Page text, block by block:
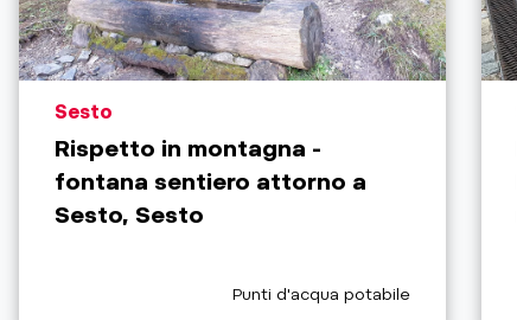
aria.poi_location_prefix
Sesto
Rispetto in montagna -
fontana sentiero attorno a
Sesto, Sesto
aria.poi_category_prefix
Punti d'acqua potabile